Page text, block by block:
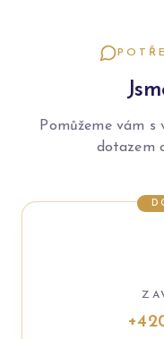
Pomůžeme vám
dotazem